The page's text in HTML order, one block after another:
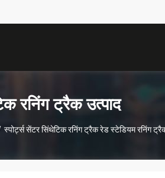
रनिंग ट्रैक उत्पाद
स्पोर्ट्स सेंटर सिंथेटिक रनिंग ट्रैक रेड स्टेडियम रनिंग